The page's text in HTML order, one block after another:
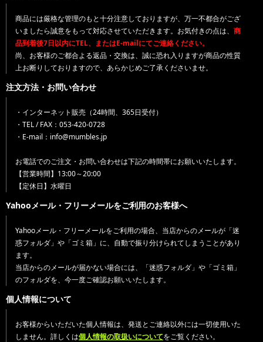
商品には厳格な管理のもと十分注意しておりますが、万一不都合がござ
いましたら誠意をもって対応させていただきます。お気付きの点は、 商
品到着後7日以内にTEL、またはE-mailにてご連絡ください。
尚、お客様のご都合よる返品・交換は、誠に恐れ入りますが商品の性質
上お断りしておりますので、あらかじめご了承くださいませ。
注文方法・お問い合わせ
・インターネット販売（24時間、365日受付）
・TEL / FAX：053-420-0728
・E-mail：info@mumbles.jp
お電話でのご注文・お問い合わせは下記の時間帯にお願いいたします。
【営業時間】13:00～20:00
【定休日】水曜日
Yahooメール・フリーメールをご利用のお客様へ
Yahooメール・フリーメールをご利用の場合、当店からのメールが「迷
惑フォルダ」や「ゴミ箱」に、自動で振り分けられてしまうことがあり
ます。
当店からのメールが届かない場合には、「迷惑フォルダ」や「ゴミ箱」
のフォルダを、今一度ご確認お願いいたします。
個人情報について
お客様からいただいた個人情報は、発送とご連絡以外には一切使用いた
しません。詳しくは個人情報の取扱いについてをご覧ください。